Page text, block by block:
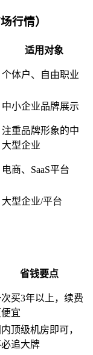
行情）
适用对象
个体户、自由职业
中小企业品牌展示
注重品牌形象的中
大型企业
电商、SaaS平台
大型企业/平台
省钱要点
买3年以上，续费
便宜
内顶级机房即可，
必追大牌